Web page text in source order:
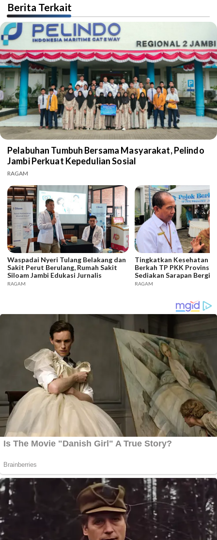
Berita Terkait
Pelabuhan Tumbuh Bersama Masyarakat, Pelindo
Jambi Perkuat Kepedulian Sosial
RAGAM
Waspadai Nyeri Tulang Belakang dan
Sakit Perut Berulang, Rumah Sakit
Siloam Jambi Edukasi Jurnalis
RAGAM
Tingkatkan Kesehatan
Berkah TP PKK Provinsi
Sediakan Sarapan Bergizi
RAGAM